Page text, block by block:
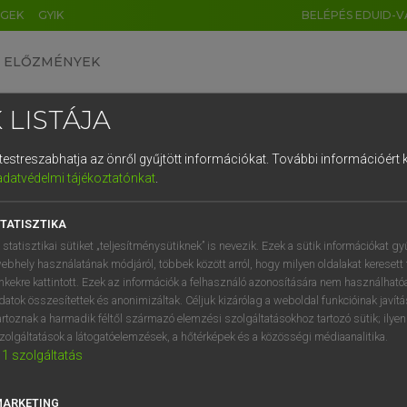
GYIK BELÉPÉS EDUID-
ELŐZMÉNYEK
egyetemes nagyszótár
VAN ELŐFIZETÉSED?
megtekintéséhez.
LISTÁJA
az önről gyűjtött információkat. További információért
tájékoztatónkat.
statisztikai sütiket „teljesítménysütiknek” is nevezik. Ezek a sütik információkat
használatának módjáról, többek között arról, hogy milyen oldalakat keresett
kattintott. Ezek az információk a felhasználó azonosítására nem
összesítettek és anonimizáltak. Céljuk kizárólag a weboldal funkcióinak
a harmadik féltől származó elemzési szolgáltatásokhoz tartozó sütik;
a látogatóelemzések, a hőtérképek és a közösségi médiaanalitika.
1 szolgáltatás
DE CN FR ES IT NL
1 2 3 4 5 6 7 8 9
q w e r t z u i
a s d f g h j k l é
í y x c v b n m , .